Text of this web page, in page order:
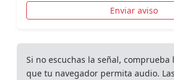
Enviar aviso
Si no escuchas la señal, comprueba
que tu navegador permita audio.